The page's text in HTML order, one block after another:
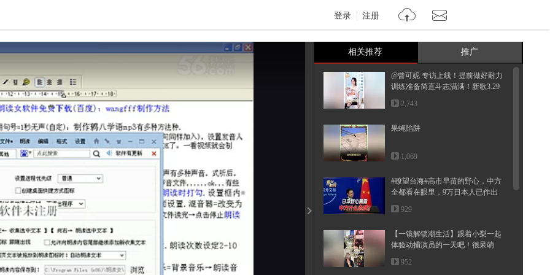
登录 注册
亮度 标准
相关推荐 推广
@曾可妮 专访上线！提前做好耐力
训练准备简直斗志满满！新歌3.29
即...
2,743
果蝇陷阱
1,069
#瞭望台海#高市早苗的野心，中方
全都看在眼里，9万日本人已作出
最...
929
【一镜解锁潮生活】跟着小梨一起
体验动捕演员的一天吧！很呆萌
哦！...
952